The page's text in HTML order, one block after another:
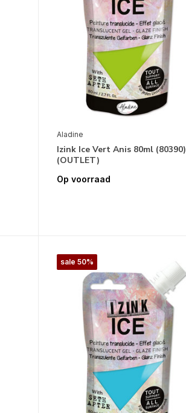
Aladine
Izink Ice Vert Anis 80ml (80390)
(OUTLET)
Op voorraad
sale 50%